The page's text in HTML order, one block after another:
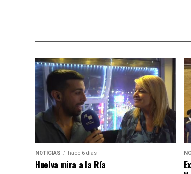
NOTICIAS hace 6 días
Huelva mira a la Ría